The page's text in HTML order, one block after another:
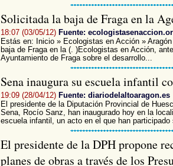
Solicitada la baja de Fraga en la
18:07 (03/05/12) Fuente:
Estás en: Inicio » Ecologistas en Acción »
baja de Fraga en la (. )Ecologistas en Acción,
Ayuntamiento de Fraga sobre el desarrollo...
Sena inaugura su escuela infantil
19:09 (28/04/12) Fuente: diariodelaltoaragon.es
El presidente de la Diputación Provincial de
Sena, Rocío Sanz, han inaugurado hoy en la
escuela infantil, un acto en el que han participado
El presidente de la DPH propone
planes de obras a través de los